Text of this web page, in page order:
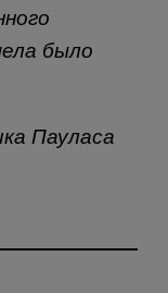
было
Пауласа